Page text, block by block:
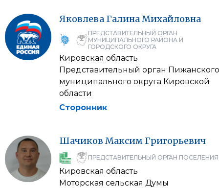
Яковлева ГалинаМихайловна
ПРЕДСТАВИТЕЛЬНЫЙ ОРГАН
МУНИЦИПАЛЬНОГО РАЙОНА И
ГОРОДСКОГО ОКРУГА
Кировская область
Представительный орган Пижанского
муниципального округа Кировской
области
Сторонник
Шачиков Максим Григорьевич
ПРЕДСТАВИТЕЛЬНЫЙ ОРГАН ПОСЕЛЕНИЯ
Кировская область
Моторская сельская Думы